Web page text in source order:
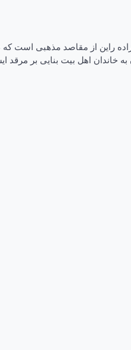
راین از مقاصد مذهبی است که
اهل بیت بنایی بر